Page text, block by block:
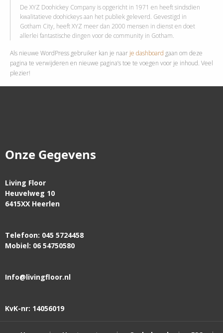
De XYZ Doohickey Company is opgericht in 1971 en heeft sindsdien
kwalitatieve doohickeys aan het publiek geleverd. Gevestigd in
Gotham City, heeft XYZ meer dan 2000 mensen in dienst en doet
allerlei fantastische dingen voor de community in Gotham.
Als nieuwe WordPress gebruiker kan je naar je dashboard gaan om deze
pagina te verwijderen en nieuwe pagina’s toe te voegen voor je inhoud. Veel
plezier!
Onze Gegevens
Living Floor
Heuvelweg 10
6415XX Heerlen
Telefoon: 045 5724458
Mobiel: 06 54750580
Info@livingfloor.nl
KvK-nr: 14056019